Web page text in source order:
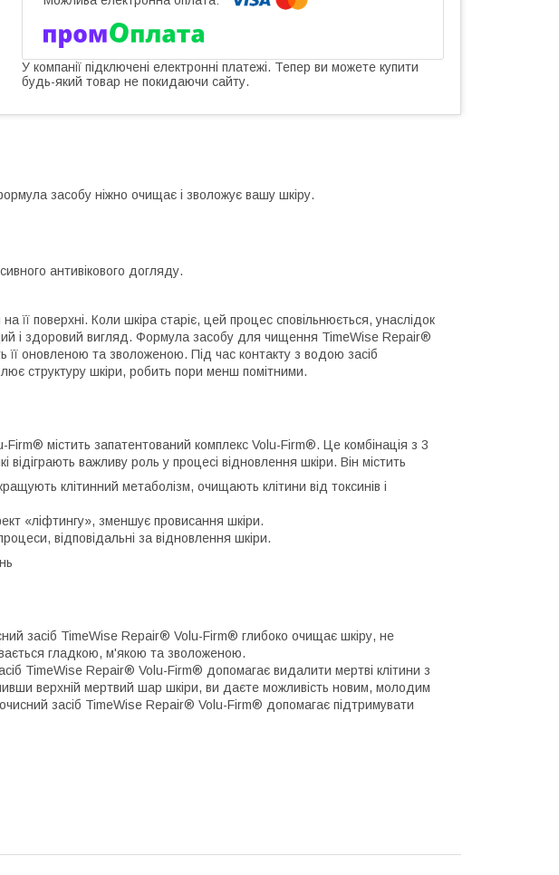
У компанії підключені електронні платежі. Тепер ви можете купити
будь-який товар не покидаючи сайту.
засобу ніжно очищає і зволожує вашу шкіру.
антивікового догляду.
її поверхні. Коли шкіра старіє, цей процес сповільнюється, унаслідок
і здоровий вигляд. Формула засобу для чищення TimeWise Repair®
оновленою та зволоженою. Під час контакту з водою засіб
структуру шкіри, робить пори менш помітними.
містить запатентований комплекс Volu-Firm®. Це комбінація з 3
відіграють важливу роль у процесі відновлення шкіри. Він містить
клітинний метаболізм, очищають клітини від токсинів і
«ліфтингу», зменшує провисання шкіри.
відповідальні за відновлення шкіри.
засіб TimeWise Repair® Volu-Firm® глибоко очищає шкіру, не
гладкою, м'якою та зволоженою.
TimeWise Repair® Volu-Firm® допомагає видалити мертві клітини з
верхній мертвий шар шкіри, ви даєте можливість новим, молодим
засіб TimeWise Repair® Volu-Firm® допомагає підтримувати